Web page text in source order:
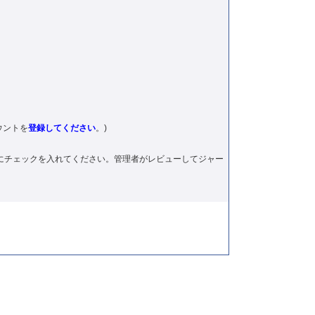
ントを登録してください。)
ェックを⼊れてください。管理者がレビューしてジャー